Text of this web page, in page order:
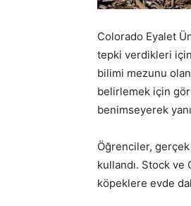
Colorado Eyalet
tepki verdikleri
bilimi mezunu
belirlemek için
benimseyerek
Öğrenciler,
kullandı. Stock ve
köpeklere evde